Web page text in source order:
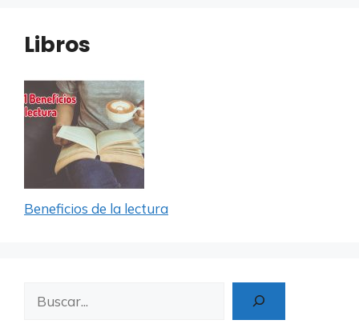
Libros
Beneficios de la lectura